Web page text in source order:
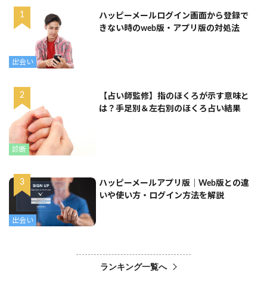
出会い
ハッピーメールログイン画面から登録で
きない時のweb版・アプリ版の対処法
診断
【占い師監修】指のほくろが示す意味と
は？手足別＆左右別のほくろ占い結果
出会い
ハッピーメールアプリ版｜Web版との違
いや使い方・ログイン方法を解説
ランキング一覧へ